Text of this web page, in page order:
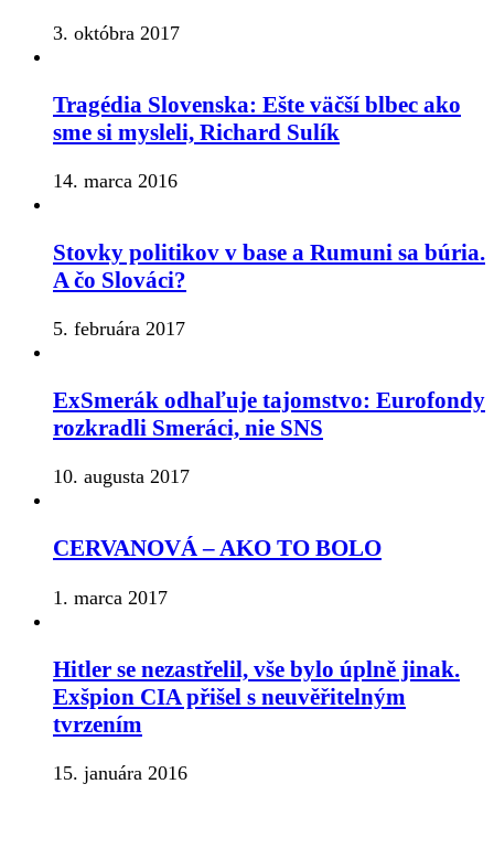
3. októbra 2017
Tragédia Slovenska: Ešte väčší blbec ako
sme si mysleli, Richard Sulík
14. marca 2016
Stovky politikov v base a Rumuni sa búria.
A čo Slováci?
5. februára 2017
ExSmerák odhaľuje tajomstvo: Eurofondy
rozkradli Smeráci, nie SNS
10. augusta 2017
CERVANOVÁ – AKO TO BOLO
1. marca 2017
Hitler se nezastřelil, vše bylo úplně jinak.
Exšpion CIA přišel s neuvěřitelným
tvrzením
15. januára 2016